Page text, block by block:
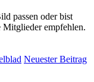
passen oder bist
Mitglieder empfehlen.
Neuester Beitrag